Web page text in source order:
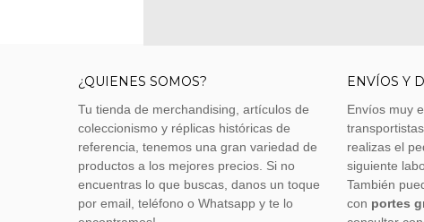
¿QUIENES SOMOS?
Tu tienda de merchandising, artículos de
coleccionismo y réplicas históricas de
referencia, tenemos una gran variedad de
productos a los mejores precios. Si no
encuentras lo que buscas, danos un toque
por email, teléfono o Whatsapp y te lo
ENVÍOS Y
Envíos muy
realizas el
siguiente
También
con portes